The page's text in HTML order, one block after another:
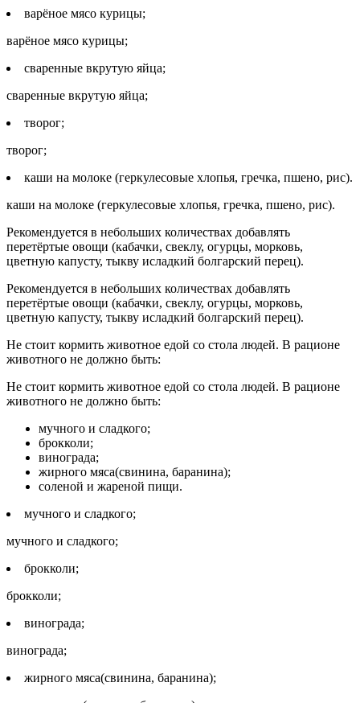
варёное мясо курицы;
варёное мясо курицы;
сваренные вкрутую яйца;
сваренные вкрутую яйца;
творог;
творог;
каши на молоке (геркулесовые хлопья, гречка, пшено, рис).
каши на молоке (геркулесовые хлопья, гречка, пшено, рис).
Рекомендуется в небольших количествах добавлять
перетёртые овощи (кабачки, свеклу, огурцы, морковь,
цветную капусту, тыкву исладкий болгарский перец).
Рекомендуется в небольших количествах добавлять
перетёртые овощи (кабачки, свеклу, огурцы, морковь,
цветную капусту, тыкву исладкий болгарский перец).
Не стоит кормить животное едой со стола людей. В рационе
животного не должно быть:
Не стоит кормить животное едой со стола людей. В рационе
животного не должно быть:
мучного и сладкого;
брокколи;
винограда;
жирного мяса(свинина, баранина);
соленой и жареной пищи.
мучного и сладкого;
мучного и сладкого;
брокколи;
брокколи;
винограда;
винограда;
жирного мяса(свинина, баранина);